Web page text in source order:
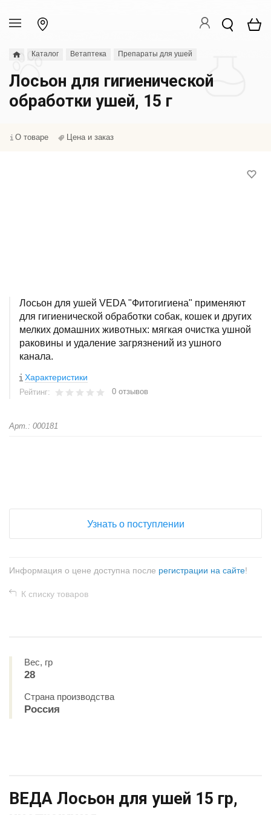
Каталог Ветаптека Препараты для ушей
Лосьон для гигиенической
обработки ушей, 15 г
О товаре Цена и заказ
Лосьон для ушей VEDA "Фитогигиена" применяют
для гигиенической обработки собак, кошек и других
мелких домашних животных: мягкая очистка ушной
раковины и удаление загрязнений из ушного
канала.
Характеристики
Рейтинг: 0 отзывов
Арт.: 000181
Узнать о поступлении
Информация о цене доступна после регистрации на сайте!
К списку товаров
Вес, гр
28
Страна производства
Россия
ВЕДА Лосьон для ушей 15 гр,